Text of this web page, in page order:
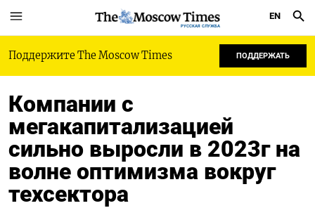
РУССКАЯ СЛУЖБА
EN
Поддержите The Moscow Times ПОДДЕРЖАТЬ
Компании с
мегакапитализацией
сильно выросли в 2023г на
волне оптимизма вокруг
техсектора